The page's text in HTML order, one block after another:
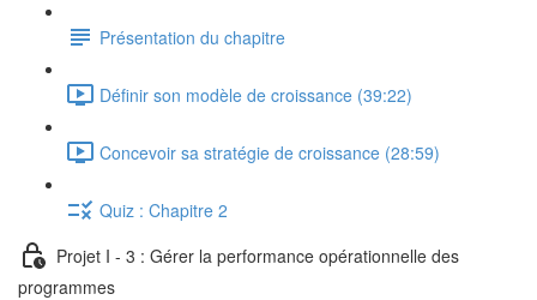
Présentation du chapitre
Définir son modèle de croissance (39:22)
Concevoir sa stratégie de croissance (28:59)
Quiz : Chapitre 2
Projet I - 3 : Gérer la performance opérationnelle des
programmes